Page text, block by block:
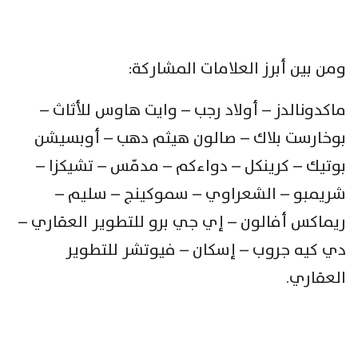
ومن بين أبرز العلامات المشاركة:
ماكدونالدز – أولاد رجب – وايت هاوس للأثاث –
بوخارست بلاك – صالون هيثم دهب – أوبسيشن
بوتيك – كرينكل – دواءكم – مدمّس – تشيكزا –
شريمبو – الشعراوي – سموكينج – سليم –
ريماكس أفالون – إي جي برو للتطوير العقاري –
دي كيه جروب – إسكان – فيوتشر للتطوير
العقاري.